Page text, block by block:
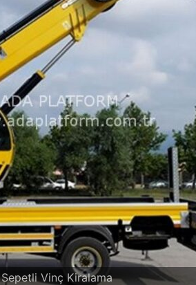
Sepetli Vinç Kiralama